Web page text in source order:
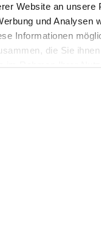
Website an unsere
und Analysen
Informationen
die Sie
im Rahmen Ihrer
durch
Zusammenarbeit